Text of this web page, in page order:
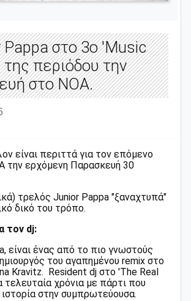
Pappa στο 3o 'Music
περιόδου την
στο ΝΟΑ.
είναι περιττά για τον επόμενο
την ερχόμενη Παρασκευή 30
τρελός Junior Pappa "ξαναχτυπά"
δικό του τρόπο.
τον dj:
είναι ένας από το πιο γνωστούς
του αγαπημένου remix στο
Κravitz. Resident dj στο 'The Real
τελευταία χρόνια με πάρτι που
στην συμπρωτεύουσα.